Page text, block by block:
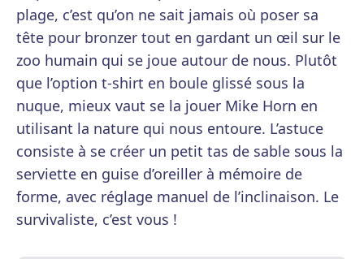
plage, c’est qu’on ne sait jamais où poser sa
tête pour bronzer tout en gardant un œil sur le
zoo humain qui se joue autour de nous. Plutôt
que l’option t-shirt en boule glissé sous la
nuque, mieux vaut se la jouer Mike Horn en
utilisant la nature qui nous entoure. L’astuce
consiste à se créer un petit tas de sable sous la
serviette en guise d’oreiller à mémoire de
forme, avec réglage manuel de l’inclinaison. Le
survivaliste, c’est vous !